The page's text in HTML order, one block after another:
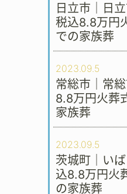
日立市｜日
税込8.8万円
での家族葬
2023.09.5
常総市｜常
8.8万円火葬
家族葬
2023.09.5
茨城町｜い
込8.8万円火
の家族葬